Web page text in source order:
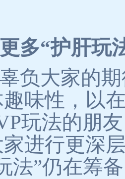
更多“护肝
负大家的
味性，以
玩法的朋
进行更深
法”仍在筹